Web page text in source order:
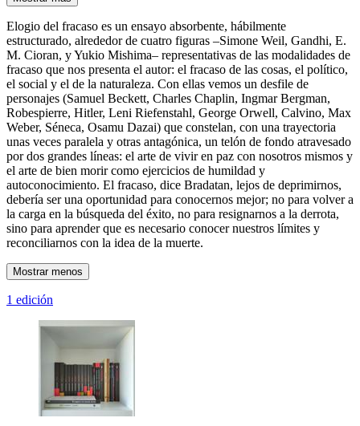
Elogio del fracaso es un ensayo absorbente, hábilmente
estructurado, alrededor de cuatro figuras –Simone Weil, Gandhi, E.
M. Cioran, y Yukio Mishima– representativas de las modalidades de
fracaso que nos presenta el autor: el fracaso de las cosas, el político,
el social y el de la naturaleza. Con ellas vemos un desfile de
personajes (Samuel Beckett, Charles Chaplin, Ingmar Bergman,
Robespierre, Hitler, Leni Riefenstahl, George Orwell, Calvino, Max
Weber, Séneca, Osamu Dazai) que constelan, con una trayectoria
unas veces paralela y otras antagónica, un telón de fondo atravesado
por dos grandes líneas: el arte de vivir en paz con nosotros mismos y
el arte de bien morir como ejercicios de humildad y
autoconocimiento. El fracaso, dice Bradatan, lejos de deprimirnos,
debería ser una oportunidad para conocernos mejor; no para volver a
la carga en la búsqueda del éxito, no para resignarnos a la derrota,
sino para aprender que es necesario conocer nuestros límites y
reconciliarnos con la idea de la muerte.
Mostrar menos
1 edición